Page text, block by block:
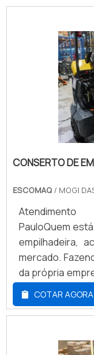
CONSERTO DE
ESCOMAQ / MOGI
PauloQuem
empilhadeira,
mercado.
da própria
qualidade e
assunto é
os
resultados dos
COTAR AGORA